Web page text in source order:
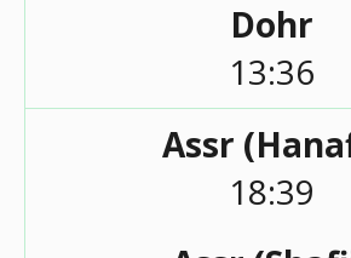
Dohr
13:36
Assr
18:39